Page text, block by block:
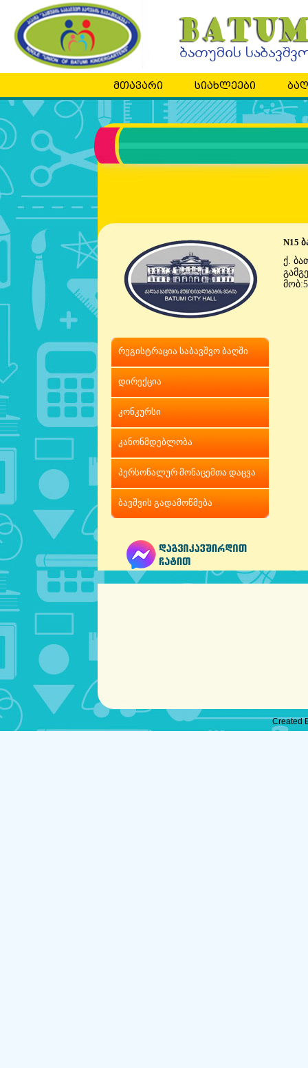
მთავარი სიახლეები
რეგისტრაცია საბავშვო ბაღში
დირექცია
კონკურსი
კანონმდებლობა
პერსონალურ მონაცემთა დაცვა
ბავშვის გადამოწმება
N15
ქ.
Created